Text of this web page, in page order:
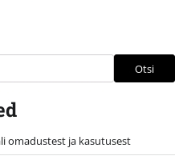
Otsi
omadustest ja kasutusest